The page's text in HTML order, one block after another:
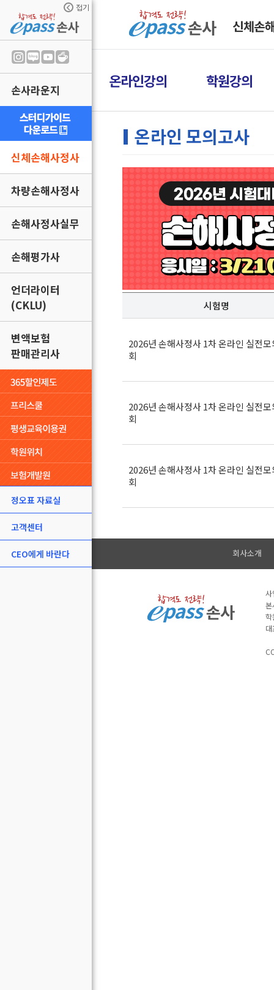
접기
손사라운지
신체손해사정사
차량손해사정사
손해사정사실무
손해평가사
언더라이터
(CKLU)
변액보험
판매관리사
정오표 자료실
고객센터
CEO에게 바란다
신체손
온라인강의 학원강의
온라인 모의고사
시험명
2026년 손해사정사 1차 온라인 실전
회
2026년 손해사정사 1차 온라인 실전
회
2026년 손해사정사 1차 온라인 실전
회
회사소개